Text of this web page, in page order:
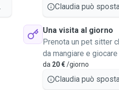
Claudia può
Una visita al giorno
Prenota un pet sitter
da mangiare e
da 20 €/giorno
Claudia può